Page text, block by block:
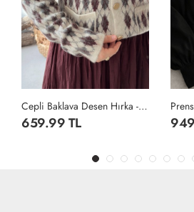
Cepli Baklava Desen Hırka - Bej Prenses Kol Hırka - Siyah
949.99 TL